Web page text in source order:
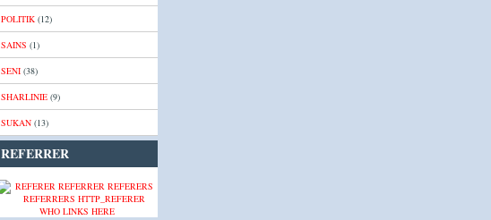
POLITIK (12)
SAINS (1)
SENI (38)
SHARLINIE (9)
SUKAN (13)
REFERRER
WHO LINKS HERE